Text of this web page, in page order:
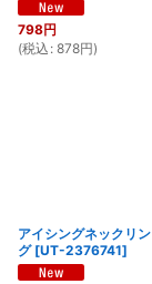
798円
(税込 : 878円)
アイシングネックリン
グ [UT-2376741]